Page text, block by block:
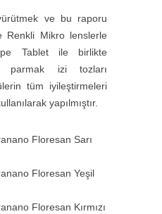
ve bu raporu
Renkli Mikro lenslerle
Tablet ile birlikte
parmak izi tozları
tüm iyileştirmeleri
yapılmıştır.
Floresan Sarı
Floresan Yeşil
Floresan Kırmızı